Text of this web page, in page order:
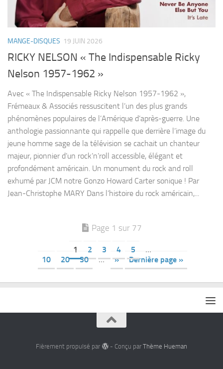
MANGE-DISQUES 19 JUIN 2026
RICKY NELSON « The Indispensable Ricky
Nelson 1957-1962 »
Avec « The Indispensable Ricky Nelson 1957-1962 »,
Frémeaux & Associés ressuscitent l’un des plus grands
phénomènes populaires de l’Amérique d’après-guerre. Une
anthologie passionnante qui rappelle que derrière l’image du
jeune homme sage de la télévision se cachait un chanteur
majeur, pionnier d’un rock’n’roll accessible, élégant et
profondément américain. Un monument du rock and roll
exhumé par JCM notre Gonzo Howard Carter sonique ! Par
Jean-Christophe MARY Dans l’histoire du rock américain,...
Page 1 sur 77
1 2 3 4 5
…
10
20 30 … » Dernière page »
Fièrement propulsé par - Conçu par Thème Hueman